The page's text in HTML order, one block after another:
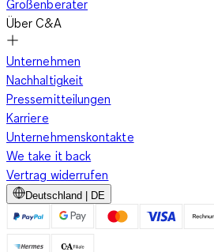
Größenberater
Über C&A
Unternehmen
Nachhaltigkeit
Pressemitteilungen
Karriere
Unternehmenskontakte
We take it back
Vertrag widerrufen
Deutschland | DE